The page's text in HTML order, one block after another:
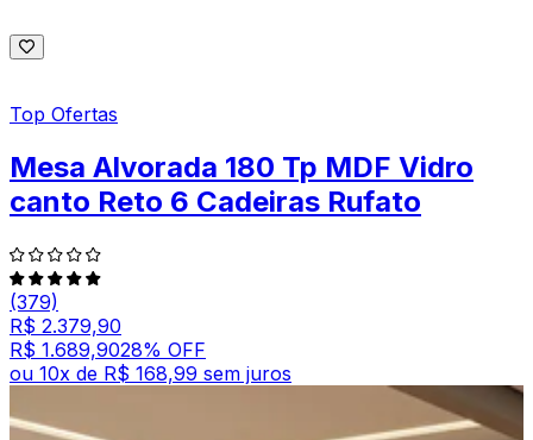
Top Ofertas
Mesa Alvorada 180 Tp MDF Vidro
canto Reto 6 Cadeiras Rufato
(379)
R$ 2.379,90
R$ 1.689,9028% OFF
ou 10x de R$ 168,99 sem juros